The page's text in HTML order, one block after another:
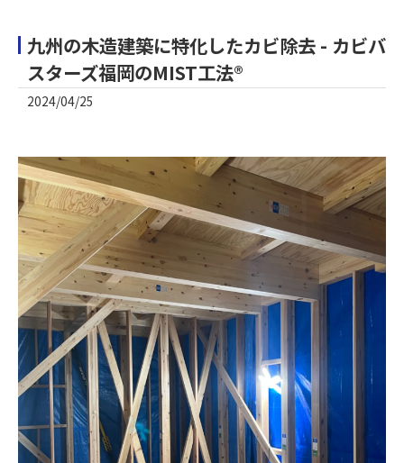
九州の木造建築に特化したカビ除去 - カビバ
スターズ福岡のMIST工法®
2024/04/25